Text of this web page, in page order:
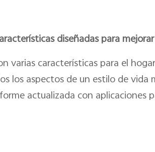
diseñadas para
varias características para el
los aspectos de un estilo de
actualizada con aplicaciones